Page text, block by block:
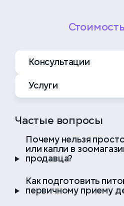
Стоимость
Консультации
Повторный приём
дерматолога
Онлайн-консультация
дерматолога
Онлайн-консультация
врача дерматолога
Услуги
(трихограмма/выщип/
Отоскопия + мазок из
отодектоза и на
последующим
Частые вопросы
Почему нельзя
или капли в
продавца?
Как подготовить
первичному приему